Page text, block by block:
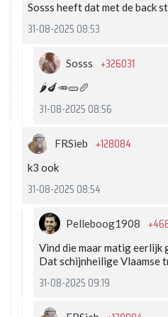
Sosss heeft dat met de back
31-08-2025 08:53
Sosss +326031
🌶🍆🥕🥒🥖
31-08-2025 08:56
FRSieb +128084
k3 ook
31-08-2025 08:54
Pelleboog1908
Vind die maar matig eerlijk
Dat schijnheilige Vlaamse
31-08-2025 09:19